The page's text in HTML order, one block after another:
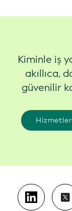
Kiminle iş
akıllıca,
güvenilir
Hizmetler